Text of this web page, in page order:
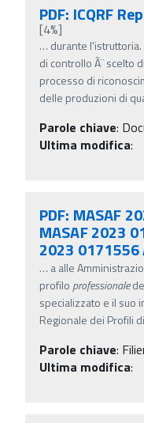
PDF: ICQRF
[4%]
… durante
di controllo Ã¨ scelto
processo di
delle produzioni di
Parole chiave:
Ultima modifica:
PDF: MASAF
MASAF 2023
2023 0171556
… a alle
profilo professionale
specializzato e il suo
Regionale dei Profili
Parole chiave:
Ultima modifica: